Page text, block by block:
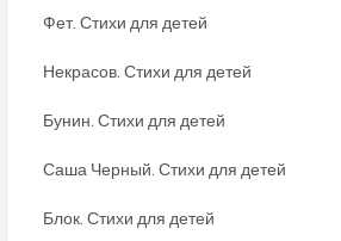
Фет. Стихи для детей
Некрасов. Стихи для детей
Бунин. Стихи для детей
Саша Черный. Стихи для детей
Блок. Стихи для детей